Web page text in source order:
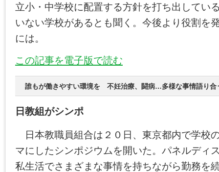
立小・中学校に配置する方針を打ち出してい
いない学校があるとも聞く。今後より役割を
には。
この記事を電子版で読む
誰もが働きやすい環境を 不妊治療、闘病…多様な事情語り合
日教組がシンポ
日本教職員組合は２０日、東京都内で学校
マにしたシンポジウムを開いた。パネルディ
私生活でさまざまな事情を持ちながら勤務を